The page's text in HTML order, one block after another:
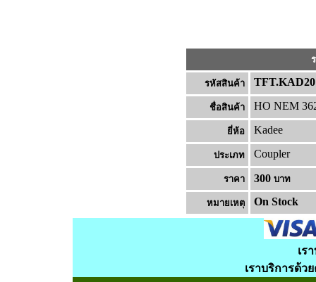
รหัสสินค้า TFT.KAD20
ชื่อสินค้า HO NEM
ยี่ห้อ Kadee
ประเภท Coupler
ราคา 300 บาท
หมายเหต On Stock
เร
เราบริการด้ว